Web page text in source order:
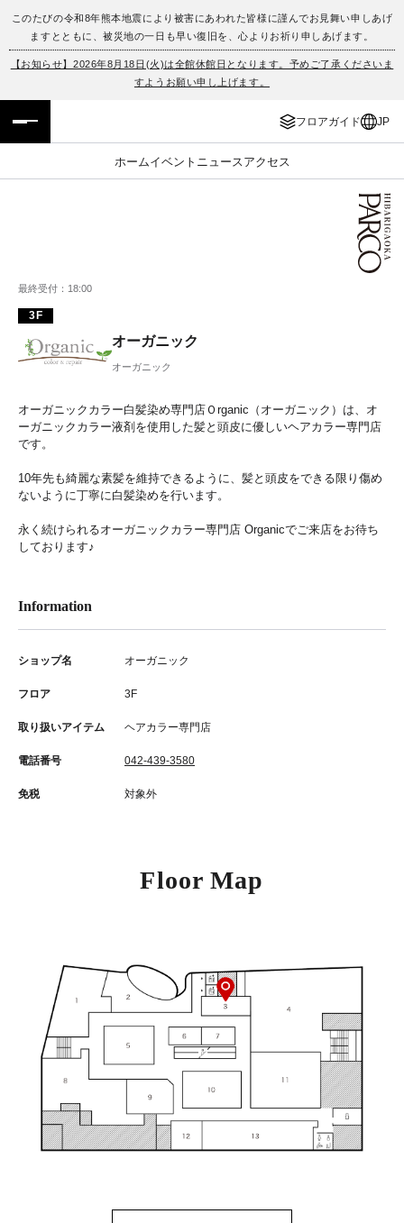
このたびの令和8年熊本地震により被害にあわれた皆様に謹んでお見舞い申しあげ
ますとともに、被災地の一日も早い復旧を、心よりお祈り申しあげます。
【お知らせ】2026年8月18日(火)は全館休館日となります。予めご了承くださいま
すようお願い申し上げます。
フロアガイド JP
ホームイベント ニュース アクセス
フロアガイド
イベント・ポップアップ
ニュース
ENGLISH
簡体字
한국어
最終受付：18:00
3F
オーガニック
オーガニック
オーガニックカラー白髪染め専門店Ｏrganic（オーガニック）は、オ
ーガニックカラー液剤を使用した髪と頭皮に優しいヘアカラー専門店
です。
10年先も綺麗な素髪を維持できるように、髪と頭皮をできる限り傷め
ないように丁寧に白髪染めを行います。
永く続けられるオーガニックカラー専門店 Organicでご来店をお待ち
しております♪
Information
ショップ名 オーガニック
フロア 3F
取り扱いアイテム ヘアカラー専門店
電話番号 042-439-3580
免税 対象外
Floor Map